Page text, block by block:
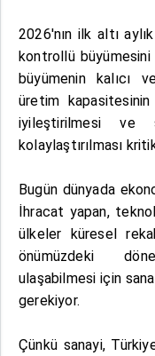
2026'nın ilk altı
kontrollü
büyümenin kalıcı
üretim kapasitesinin
iyileştirilmesi ve
kolaylaştırılması
Bugün dünyada
İhracat yapan,
ülkeler küresel
önümüzdeki
ulaşabilmesi için
gerekiyor.
Çünkü sanayi,